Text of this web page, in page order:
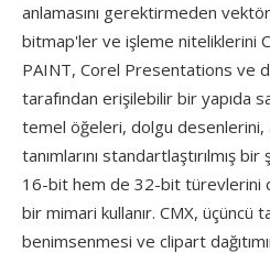
anlamasını gerektirmeden
bitmap'ler ve işleme niteliklerini
PAINT, Corel Presentations ve
tarafından erişilebilir bir yapıda
temel öğeleri, dolgu desenlerini,
tanımlarını standartlaştırılmış
16-bit hem de 32-bit türevlerini
bir mimari kullanır. CMX, üçüncü
benimsenmesi ve clipart